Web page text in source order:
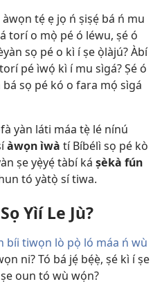
tẹ́ ẹ jọ ń ṣiṣẹ́ bá ń mu
torí o mọ̀ pé ó léwu, ṣé ó
sọ pé o kì í ṣe ọ̀làjú? Àbí
pé ìwọ́ kì í mu sìgá? Ṣé ó
sọ pé kó o fara mọ́ sìgá
yàn láti máa tẹ̀ lé nínú
àwọn ìwà tí Bíbélì sọ pé kò
ṣe yẹ̀yẹ́ tàbí ká ṣèkà fún
tó yàtọ̀ sí tiwa.
Yìí Le Jù?
bíi tiwọn lò pọ̀ ló máa ń wù
ni? Tó bá jẹ́ bẹ́ẹ̀, ṣé kì í ṣe
oun tó wù wọ́n?